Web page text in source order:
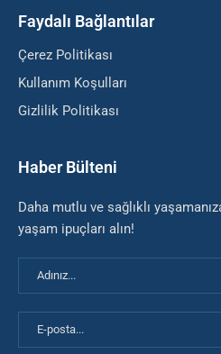
Faydalı Bağlantılar
Çerez Politikası
Kullanım Koşulları
Gizlilik Politikası
Haber Bülteni
Daha mutlu ve sağlıklı
yaşam ipuçları alın!